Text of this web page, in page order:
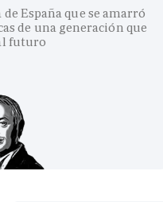
España que se amarró
de una generación que
futuro